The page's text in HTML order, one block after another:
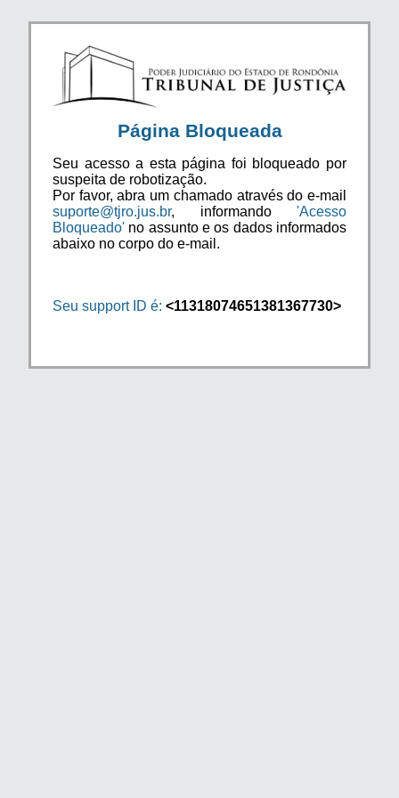
Página Bloqueada
Seu acesso a esta página foi bloqueado por
suspeita de robotização.
Por favor, abra um chamado através do e-mail
suporte@tjro.jus.br, informando 'Acesso
Bloqueado' no assunto e os dados informados
abaixo no corpo do e-mail.
Seu support ID é: <11318074651381367730>